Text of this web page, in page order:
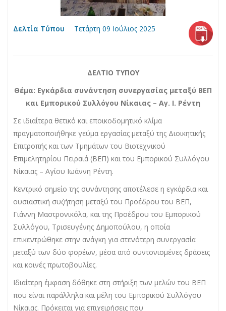
Δελτία Τύπου Τετάρτη 09 Ιούλιος 2025
ΔΕΛΤΙΟ ΤΥΠΟΥ
Θέμα: Εγκάρδια συνάντηση συνεργασίας μεταξύ ΒΕΠ
και Εμπορικού Συλλόγου Νίκαιας – Αγ. Ι. Ρέντη
Σε ιδιαίτερα θετικό και εποικοδομητικό κλίμα
πραγματοποιήθηκε γεύμα εργασίας μεταξύ της Διοικητικής
Επιτροπής και των Τμημάτων του Βιοτεχνικού
Επιμελητηρίου Πειραιά (ΒΕΠ) και του Εμπορικού Συλλόγου
Νίκαιας – Αγίου Ιωάννη Ρέντη.
Κεντρικό σημείο της συνάντησης αποτέλεσε η εγκάρδια και
ουσιαστική συζήτηση μεταξύ του Προέδρου του ΒΕΠ,
Γιάννη Μαστρονικόλα, και της Προέδρου του Εμπορικού
Συλλόγου, Τρισευγένης Δημοπούλου, η οποία
επικεντρώθηκε στην ανάγκη για στενότερη συνεργασία
μεταξύ των δύο φορέων, μέσα από συντονισμένες δράσεις
και κοινές πρωτοβουλίες.
Ιδιαίτερη έμφαση δόθηκε στη στήριξη των μελών του ΒΕΠ
που είναι παράλληλα και μέλη του Εμπορικού Συλλόγου
Νίκαιας. Πρόκειται για επιχειρήσεις που